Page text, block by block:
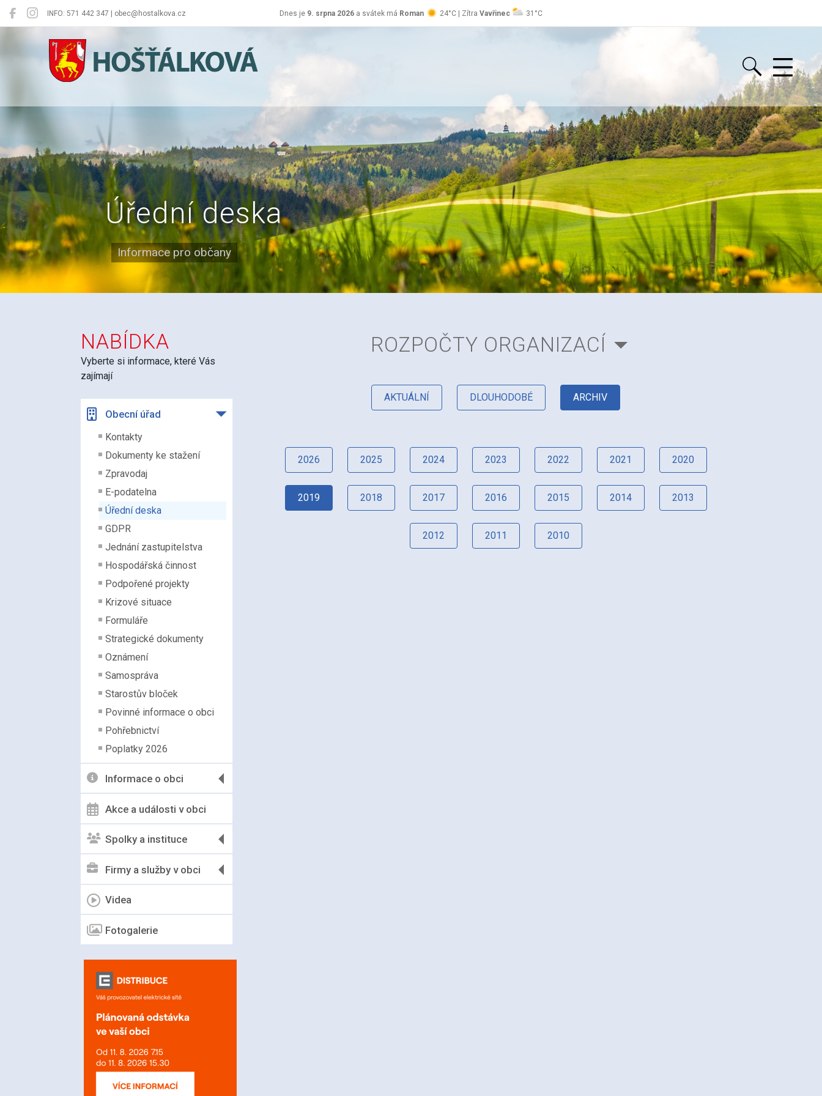
INFO: 571 442 347 | obec@hostalkova.cz Dnes je 9. srpna 2026 a svátek má Roman 24°C | Zítra Vavřinec 31°C
Hošťálková
Úřední deska
Informace pro občany
NABÍDKA
Vyberte si informace, které Vás
zajímají
Obecní úřad
Kontakty
Dokumenty ke stažení
Zpravodaj
E-podatelna
Úřední deska
GDPR
Jednání zastupitelstva
Hospodářská činnost
Podpořené projekty
Krizové situace
Formuláře
Strategické dokumenty
Oznámení
Samospráva
Starostův bloček
Povinné informace o obci
Pohřebnictví
Poplatky 2026
Informace o obci
Akce a události v obci
Spolky a instituce
Firmy a služby v obci
Videa
Fotogalerie
ROZPOČTY ORGANIZACÍ
AKTUÁLNÍ DLOUHODOBÉ ARCHIV
2026 2025 2024 2023 2022 2021 2020
2019 2018 2017 2016 2015 2014 2013
2012 2011 2010